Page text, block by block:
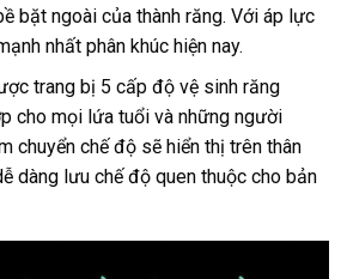
bặt ngoài của thành răng. Với áp lực
nhất phân khúc hiện nay.
trang bị 5 cấp độ vệ sinh răng
cho mọi lứa tuổi và những người
chuyển chế độ sẽ hiển thị trên thân
dàng lưu chế độ quen thuộc cho bản